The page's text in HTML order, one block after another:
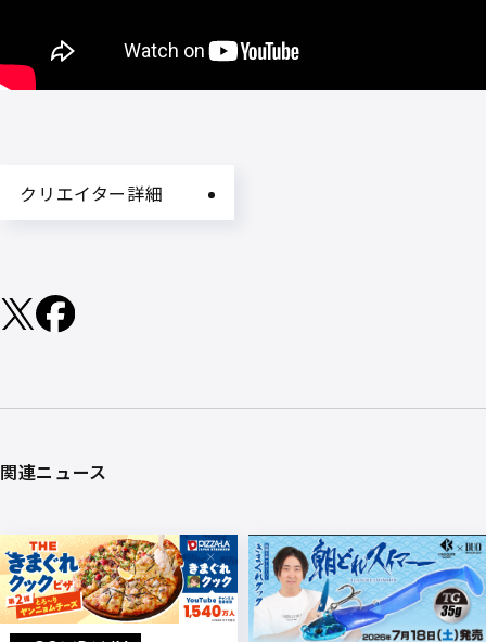
クリエイター詳細
関連ニュース